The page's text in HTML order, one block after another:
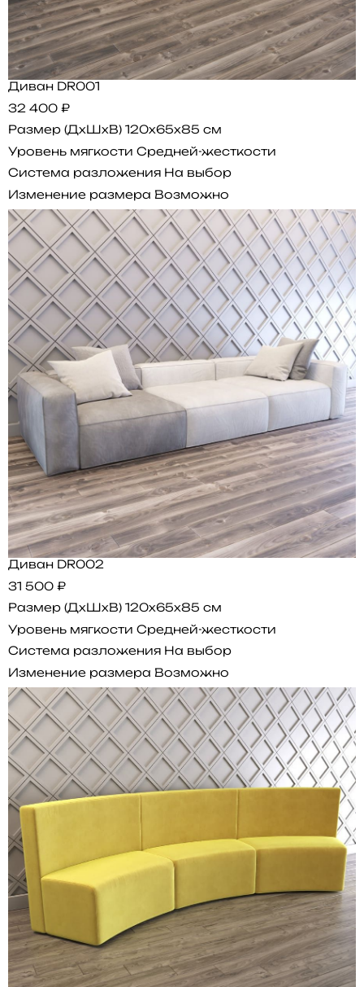
Диван DR001
32 400 ₽
Размер (ДхШхВ) 120x65x85 см
Уровень мягкости Средней-жесткости
Система разложения На выбор
Изменение размера Возможно
Диван DR002
31 500 ₽
Размер (ДхШхВ) 120x65x85 см
Уровень мягкости Средней-жесткости
Система разложения На выбор
Изменение размера Возможно